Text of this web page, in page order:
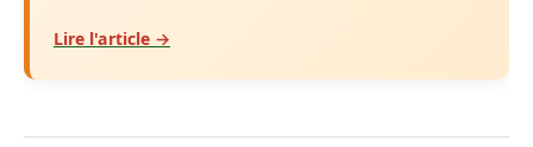
Lire l'article →